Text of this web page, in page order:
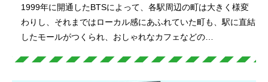
1999年に開通したBTSによって、各駅周辺の町は大きく様変
わりし、それまではローカル感にあふれていた町も、駅に直結
したモールがつくられ、おしゃれなカフェなどの…